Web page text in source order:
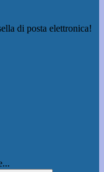
di posta elettronica!